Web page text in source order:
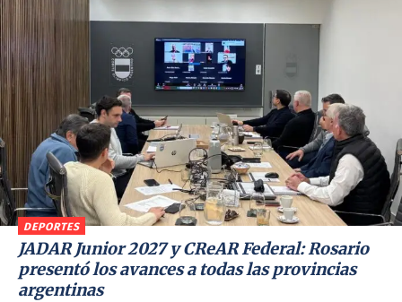
DEPORTES
JADAR Junior 2027 y CReAR Federal: Rosario
presentó los avances a todas las provincias
argentinas